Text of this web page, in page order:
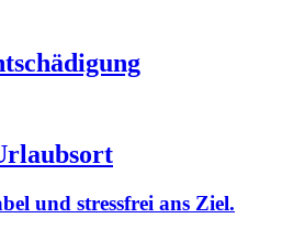
und stressfrei ans Ziel.